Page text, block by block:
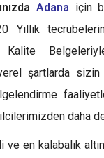
Adanaiçin
Yıllık
Kalite
şartlarda sizin
daha
ve en kalabalık